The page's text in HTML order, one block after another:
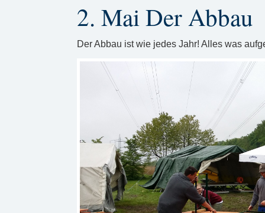
2. Mai Der Abbau
Der Abbau ist wie jedes Jahr! Alles was